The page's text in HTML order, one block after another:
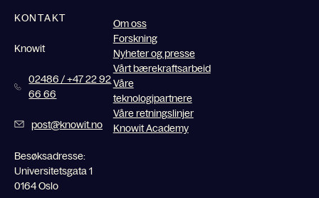
KONTAKT
Knowit
02486 / +47 22 92
66 66
post@knowit.no
Besøksadresse:
Universitetsgata 1
0164 Oslo
Om oss
Forskning
Nyheter og presse
Vårt bærekraftsarbeid
Våre
teknologipartnere
Våre retningslinjer
Knowit Academy